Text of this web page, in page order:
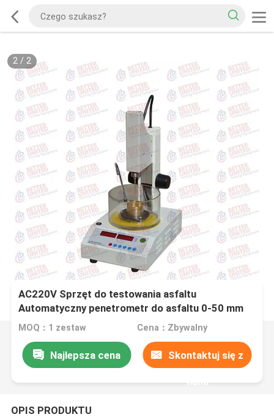
2/ 2
AC220V Sprzęt do testowania asfaltu
Automatyczny penetrometr do asfaltu 0-50 mm
MOQ：1 zestaw Cena：Zbywalny
Najlepsza cena Skontaktuj się z
nami
OPIS PRODUKTU